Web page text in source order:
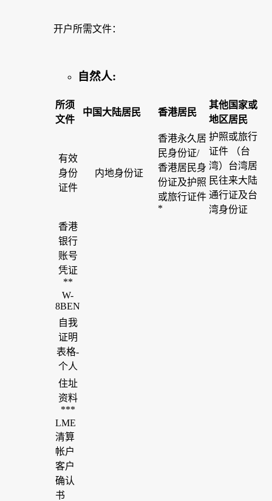
开户所需文件：
自然人:
所须
文件
中国大陆居民 香港居民
其他国家或
地区居民
有效
身份
证件
内地身份证
香港永久居
民身份证/
香港居民身
份证及护照
或旅行证件
*
护照或旅行
证件 （台
湾）台湾居
民往来大陆
通行证及台
湾身份证
香港
银行
账号
凭证
**
W-
8BEN
自我
证明
表格-
个人
住址
资料
***
LME
清算
帐户
客户
确认
书